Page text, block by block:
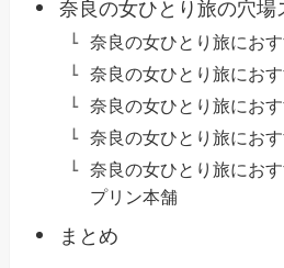
奈良の女ひとり旅の穴場
奈良の女ひとり旅にお
奈良の女ひとり旅にお
奈良の女ひとり旅にお
奈良の女ひとり旅にお
奈良の女ひとり旅にお
プリン本舗
まとめ